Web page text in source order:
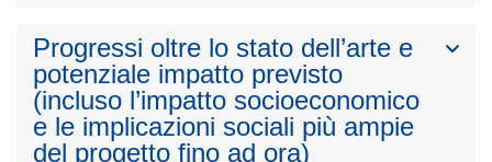
Progressi oltre lo stato dell’arte e
potenziale impatto previsto
(incluso l’impatto socioeconomico
e le implicazioni sociali più ampie
del progetto fino ad ora)